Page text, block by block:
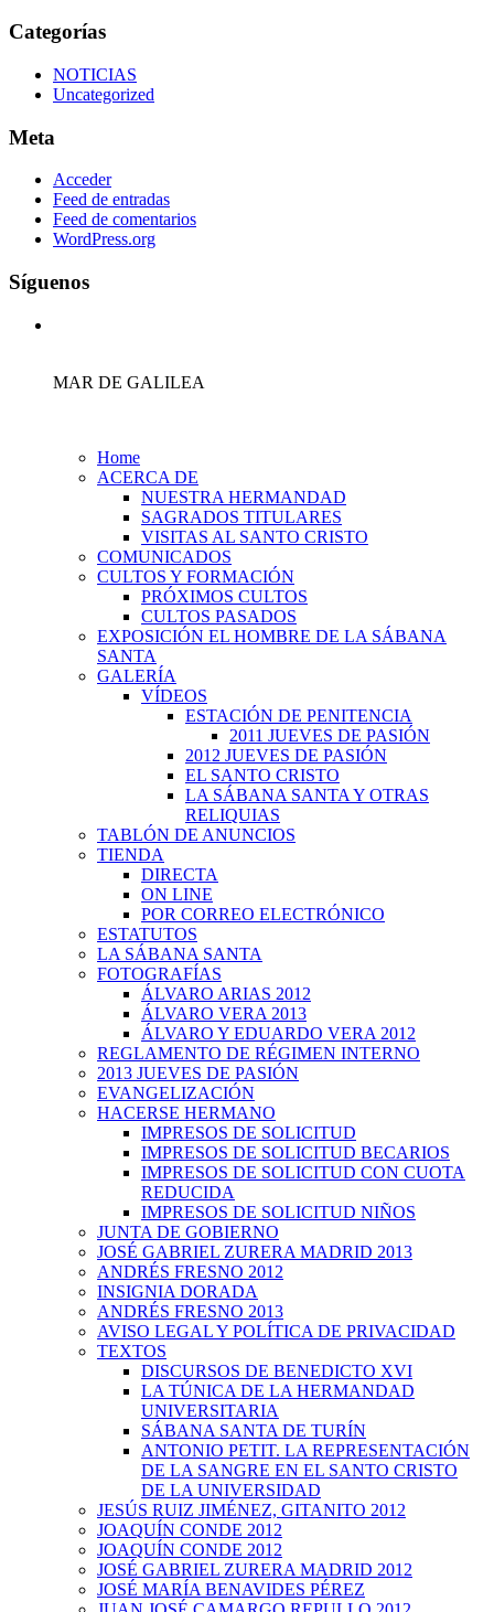
Categorías
NOTICIAS
Uncategorized
Meta
Acceder
Feed de entradas
Feed de comentarios
WordPress.org
Síguenos
MAR DE GALILEA
Home
ACERCA DE
NUESTRA HERMANDAD
SAGRADOS TITULARES
VISITAS AL SANTO CRISTO
COMUNICADOS
CULTOS Y FORMACIÓN
PRÓXIMOS CULTOS
CULTOS PASADOS
EXPOSICIÓN EL HOMBRE DE LA SÁBANA
SANTA
GALERÍA
VÍDEOS
ESTACIÓN DE PENITENCIA
2011 JUEVES DE PASIÓN
2012 JUEVES DE PASIÓN
EL SANTO CRISTO
LA SÁBANA SANTA Y OTRAS
RELIQUIAS
TABLÓN DE ANUNCIOS
TIENDA
DIRECTA
ON LINE
POR CORREO ELECTRÓNICO
ESTATUTOS
LA SÁBANA SANTA
FOTOGRAFÍAS
ÁLVARO ARIAS 2012
ÁLVARO VERA 2013
ÁLVARO Y EDUARDO VERA 2012
REGLAMENTO DE RÉGIMEN INTERNO
2013 JUEVES DE PASIÓN
EVANGELIZACIÓN
HACERSE HERMANO
IMPRESOS DE SOLICITUD
IMPRESOS DE SOLICITUD BECARIOS
IMPRESOS DE SOLICITUD CON CUOTA
REDUCIDA
IMPRESOS DE SOLICITUD NIÑOS
JUNTA DE GOBIERNO
JOSÉ GABRIEL ZURERA MADRID 2013
ANDRÉS FRESNO 2012
INSIGNIA DORADA
ANDRÉS FRESNO 2013
AVISO LEGAL Y POLÍTICA DE PRIVACIDAD
TEXTOS
DISCURSOS DE BENEDICTO XVI
LA TÚNICA DE LA HERMANDAD
UNIVERSITARIA
SÁBANA SANTA DE TURÍN
ANTONIO PETIT. LA REPRESENTACIÓN
DE LA SANGRE EN EL SANTO CRISTO
DE LA UNIVERSIDAD
JESÚS RUIZ JIMÉNEZ, GITANITO 2012
JOAQUÍN CONDE 2012
JOAQUÍN CONDE 2012
JOSÉ GABRIEL ZURERA MADRID 2012
JOSÉ MARÍA BENAVIDES PÉREZ